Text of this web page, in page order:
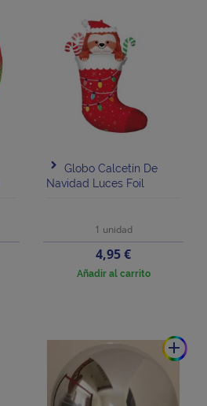
Globo Calcetín De
Navidad Luces Foil
1 unidad
Precio
4,95 €
Añadir al carrito
add